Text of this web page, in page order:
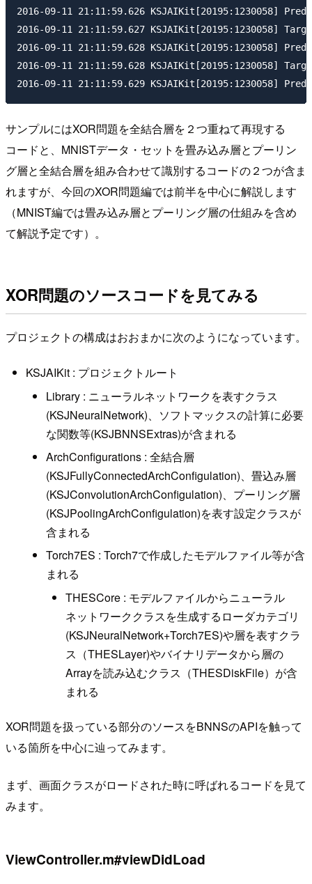
2016-09-11 21:11:59.626 KSJAIKit[20195:1230058]
2016-09-11 21:11:59.627 KSJAIKit[20195:1230058]
2016-09-11 21:11:59.628 KSJAIKit[20195:1230058]
2016-09-11 21:11:59.628 KSJAIKit[20195:1230058]
サンプルにはXOR問題を全結合層を２つ重ねて再現する
コードと、MNISTデータ・セットを畳み込み層とプーリン
グ層と全結合層を組み合わせて識別するコードの２つが含ま
れますが、今回のXOR問題編では前半を中心に解説します
（MNIST編では畳み込み層とプーリング層の仕組みを含め
て解説予定です）。
XOR問題のソースコードを見てみる
プロジェクトの構成はおおまかに次のようになっています。
KSJAIKit : プロジェクトルート
Library : ニューラルネットワークを表すクラス
(KSJNeuralNetwork)、ソフトマックスの計算に必要
な関数等(KSJBNNSExtras)が含まれる
ArchConfigurations : 全結合層
(KSJFullyConnectedArchConfigulation)、畳込み層
(KSJConvolutionArchConfigulation)、プーリング層
(KSJPoolingArchConfigulation)を表す設定クラスが
含まれる
Torch7ES : Torch7で作成したモデルファイル等が含
まれる
THESCore : モデルファイルからニューラル
ネットワーククラスを生成するローダカテゴリ
(KSJNeuralNetwork+Torch7ES)や層を表すクラ
ス（THESLayer)やバイナリデータから層の
Arrayを読み込むクラス（THESDiskFile）が含
まれる
XOR問題を扱っている部分のソースをBNNSのAPIを触って
いる箇所を中心に辿ってみます。
まず、画面クラスがロードされた時に呼ばれるコードを見て
みます。
ViewController.m#viewDidLoad